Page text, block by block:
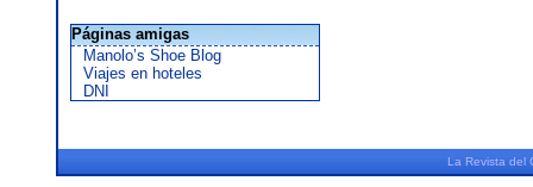
Páginas amigas
Manolo’s Shoe Blog
Viajes en hoteles
DNI
La Revista del